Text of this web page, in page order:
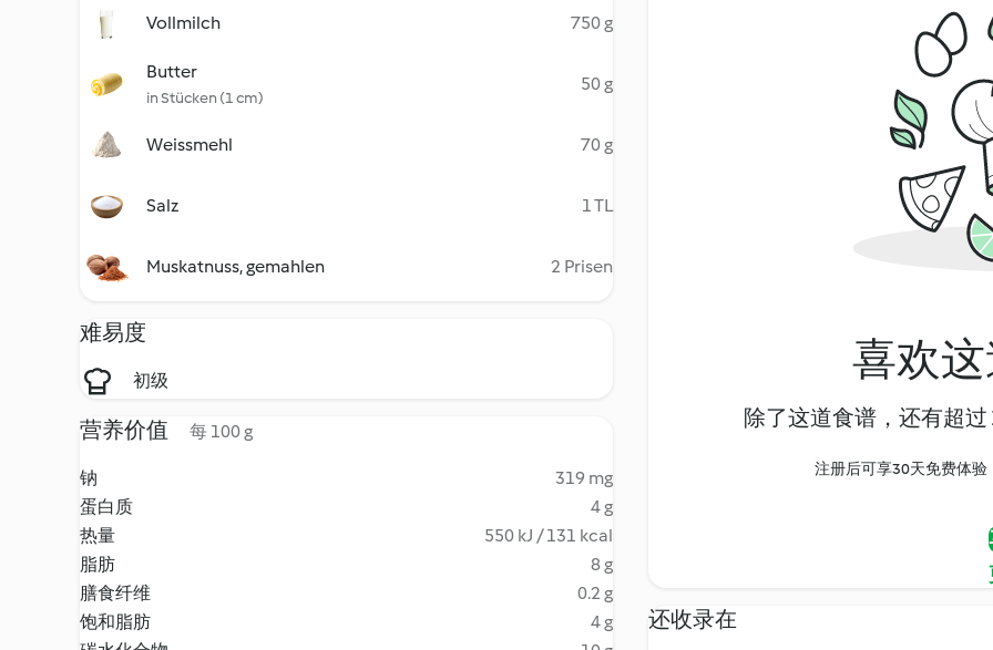
Vollmilch 750 g
Butter
in Stücken (1 cm)
50 g
Weissmehl 70 g
Salz 1 TL
Muskatnuss, gemahlen 2 Prisen
难易度
初级
营养价值 每 100 g
钠
319 mg
蛋白质
4 g
热量
550 kJ / 131 kcal
脂肪
8 g
膳食纤维
0.2 g
饱和脂肪
4 g
喜欢
除了这道食谱，还有超
注册后可享30天免费体
还收录在